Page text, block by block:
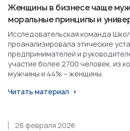
Женщины в бизнесе чаще
моральные принципы и
Исследовательская команда
проанализировала этические
предпринимателей и
участие более 2700 человек, из
мужчины и 44% – женщины.
Читать материал
28 февраля 2026